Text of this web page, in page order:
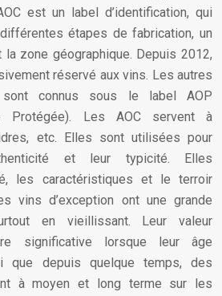
est un label d’identification, qui
étapes de fabrication, un
zone géographique. Depuis 2012,
réservé aux vins. Les autres
connus sous le label AOP
Protégée). Les AOC servent à
etc. Elles sont utilisées pour
et leur typicité. Elles
les caractéristiques et le terroir
vins d’exception ont une grande
en vieillissant. Leur valeur
significative lorsque leur âge
que depuis quelque temps, des
à moyen et long terme sur les